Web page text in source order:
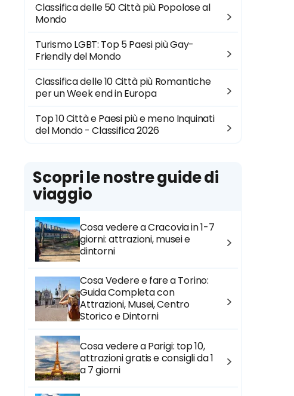
Classifica delle 50 Città più Popolose al
Mondo
Turismo LGBT: Top 5 Paesi più Gay-
Friendly del Mondo
Classifica delle 10 Città più Romantiche
per un Week end in Europa
Top 10 Città e Paesi più e meno Inquinati
del Mondo - Classifica 2026
Scopri le nostre guide di
viaggio
Cosa vedere a Cracovia in 1-7
giorni: attrazioni, musei e
dintorni
Cosa Vedere e fare a Torino:
Guida Completa con
Attrazioni, Musei, Centro
Storico e Dintorni
Cosa vedere a Parigi: top 10,
attrazioni gratis e consigli da 1
a 7 giorni